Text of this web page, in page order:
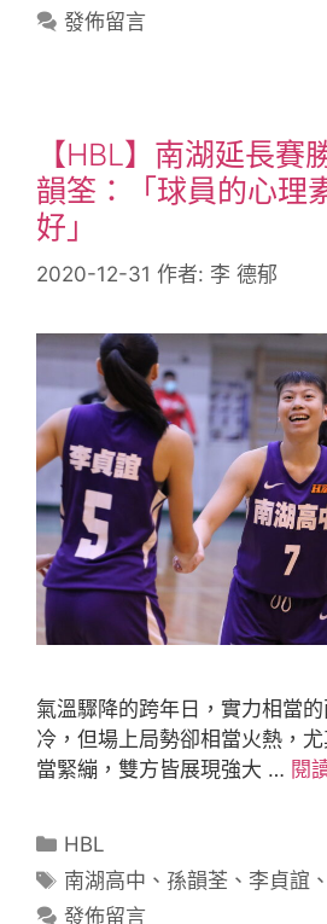
發佈留言
【HBL】南湖延長
韻筌：「球員的心理
好」
2020-12-31 作者: 李 德郁
氣溫驟降的跨年日，實力相當
冷，但場上局勢卻相當火熱，
當緊繃，雙方皆展現強大 … 閱
HBL
南湖高中 、孫韻荃 、 李貞誼
發佈留言